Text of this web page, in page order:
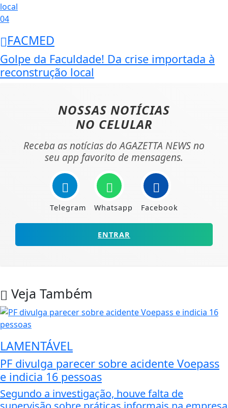
04
FACMED
Golpe da Faculdade! Da crise importada à
reconstrução local
NOSSAS NOTÍCIAS
NO CELULAR
Receba as notícias do AGAZETTA NEWS no
seu app favorito de mensagens.
Telegram Whatsapp Facebook
ENTRAR
Veja Também
LAMENTÁVEL
PF divulga parecer sobre acidente Voepass
e indicia 16 pessoas
Segundo a investigação, houve falta de